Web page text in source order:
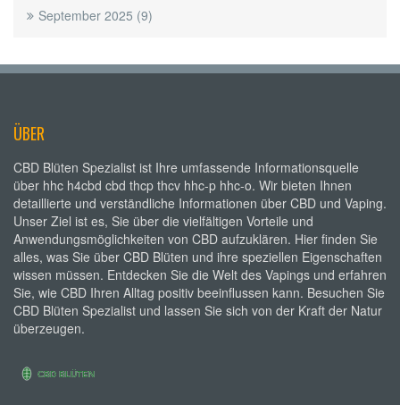
September 2025 (9)
ÜBER
CBD Blüten Spezialist ist Ihre umfassende Informationsquelle
über hhc h4cbd cbd thcp thcv hhc-p hhc-o. Wir bieten Ihnen
detaillierte und verständliche Informationen über CBD und Vaping.
Unser Ziel ist es, Sie über die vielfältigen Vorteile und
Anwendungsmöglichkeiten von CBD aufzuklären. Hier finden Sie
alles, was Sie über CBD Blüten und ihre speziellen Eigenschaften
wissen müssen. Entdecken Sie die Welt des Vapings und erfahren
Sie, wie CBD Ihren Alltag positiv beeinflussen kann. Besuchen Sie
CBD Blüten Spezialist und lassen Sie sich von der Kraft der Natur
überzeugen.